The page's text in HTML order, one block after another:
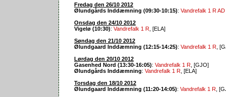
Fredag den 26/10 2012
Ølundgårds Inddæmning (09:30-10:15): Vandrefalk 1 R
Onsdag den 24/10 2012
Vigelø (10:30): Vandrefalk 1 R , [ELA]
Søndag den 21/10 2012
Ølundgaard Inddæmning (12:15-14:25): Vandrefalk 1 R ,
Lørdag den 20/10 2012
Gasenhed Nord (13:30-16:05): Vandrefalk 1 R , [GJO]
Ølundgårds Inddæmning: Vandrefalk 1 R , [ELA]
Torsdag den 18/10 2012
Ølundgaard Inddæmning (11:20-14:05): Vandrefalk 1 R ,